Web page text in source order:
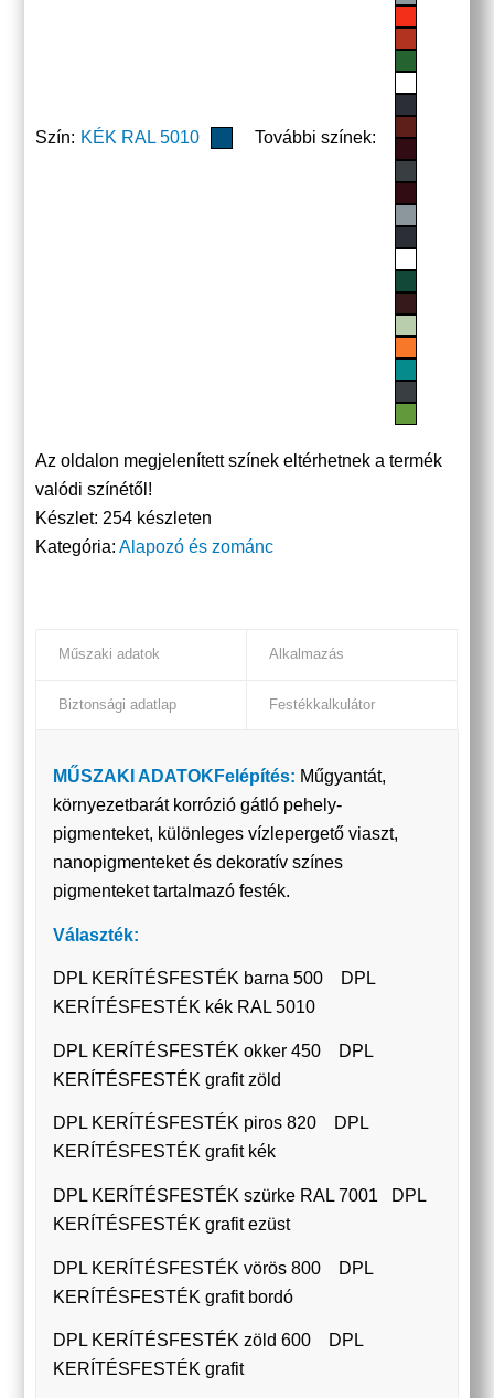
Szín: KÉK RAL 5010 További színek:
Az oldalon megjelenített színek eltérhetnek a termék
valódi színétől!
Készlet: 254 készleten
Kategória:Alapozó és zománc
Műszaki adatok Alkalmazás
Biztonsági adatlap Festékkalkulátor
MŰSZAKI ADATOK Felépítés: Műgyantát,
környezetbarát korrózió gátló pehely-
pigmenteket, különleges vízlepergető viaszt,
nanopigmenteket és dekoratív színes
pigmenteket tartalmazó festék.
Választék:
DPL KERÍTÉSFESTÉK barna 500 DPL
KERÍTÉSFESTÉK kék RAL 5010
DPL KERÍTÉSFESTÉK okker 450 DPL
KERÍTÉSFESTÉK grafit zöld
DPL KERÍTÉSFESTÉK piros 820 DPL
KERÍTÉSFESTÉK grafit kék
DPL KERÍTÉSFESTÉK szürke RAL 7001 DPL
KERÍTÉSFESTÉK grafit ezüst
DPL KERÍTÉSFESTÉK vörös 800 DPL
KERÍTÉSFESTÉK grafit bordó
DPL KERÍTÉSFESTÉK zöld 600 DPL
KERÍTÉSFESTÉK grafit